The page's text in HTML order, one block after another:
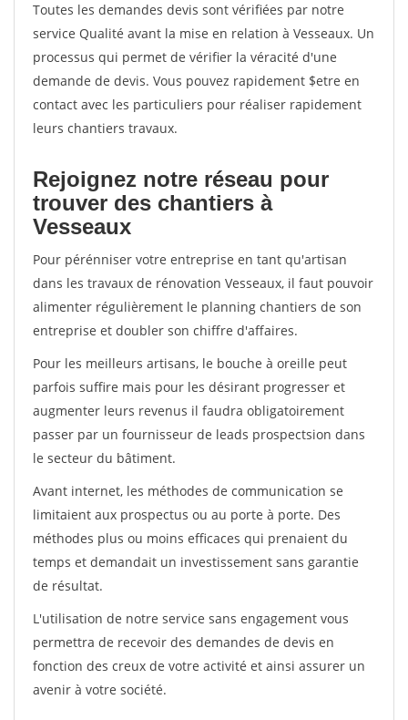
Toutes les demandes devis sont vérifiées par notre
service Qualité avant la mise en relation à Vesseaux. Un
processus qui permet de vérifier la véracité d'une
demande de devis. Vous pouvez rapidement $etre en
contact avec les particuliers pour réaliser rapidement
leurs chantiers travaux.
Rejoignez notre réseau pour
trouver des chantiers à
Vesseaux
Pour pérénniser votre entreprise en tant qu'artisan
dans les travaux de rénovation Vesseaux, il faut pouvoir
alimenter régulièrement le planning chantiers de son
entreprise et doubler son chiffre d'affaires.
Pour les meilleurs artisans, le bouche à oreille peut
parfois suffire mais pour les désirant progresser et
augmenter leurs revenus il faudra obligatoirement
passer par un fournisseur de leads prospectsion dans
le secteur du bâtiment.
Avant internet, les méthodes de communication se
limitaient aux prospectus ou au porte à porte. Des
méthodes plus ou moins efficaces qui prenaient du
temps et demandait un investissement sans garantie
de résultat.
L'utilisation de notre service sans engagement vous
permettra de recevoir des demandes de devis en
fonction des creux de votre activité et ainsi assurer un
avenir à votre société.